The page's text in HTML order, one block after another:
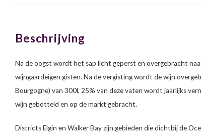
Beschrijving
Na de oogst wordt het sap licht geperst en overgebracht
wijngaardeigen gisten. Na de vergisting wordt de wijn
Bourgogne) van 300l, 25% van deze vaten wordt jaarlijks
wijn gebotteld en op de markt gebracht.
Districts Elgin en Walker Bay zijn gebieden die dichtbij de